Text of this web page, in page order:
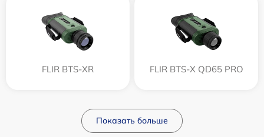
FLIR BTS-XR FLIR BTS-X QD65 PRO
Показать больше